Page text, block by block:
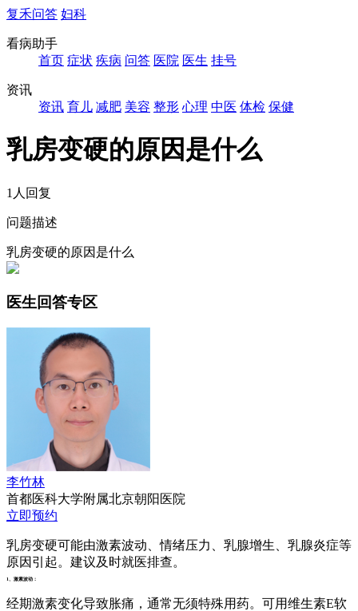
复禾问答 妇科
看病助手
首页 症状 疾病 问答 医院 医生 挂号
资讯
资讯 育儿 减肥 美容 整形 心理 中医 体检 保健
乳房变硬的原因是什么
1人回复
问题描述
乳房变硬的原因是什么
医生回答专区
李竹林
首都医科大学附属北京朝阳医院
立即预约
乳房变硬可能由激素波动、情绪压力、乳腺增生、乳腺炎症等
原因引起。建议及时就医排查。
1、激素波动：
经期激素变化导致胀痛，通常无须特殊用药。可用维生素E软